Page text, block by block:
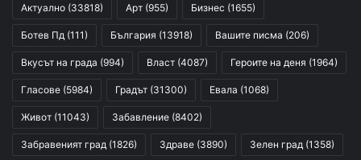
Актуално (33818) Арт (955) Бизнес (1655)
Ботев Пд (111) България (13918) Вашите писма (206)
Вкусът на града (994) Власт (4087) Героите на деня (1964)
Гласове (5984) Градът (31300) Евала (1068)
Живот (11043) Забавление (8402)
Забравеният град (1826) Здраве (3890) Зелен град (1358)